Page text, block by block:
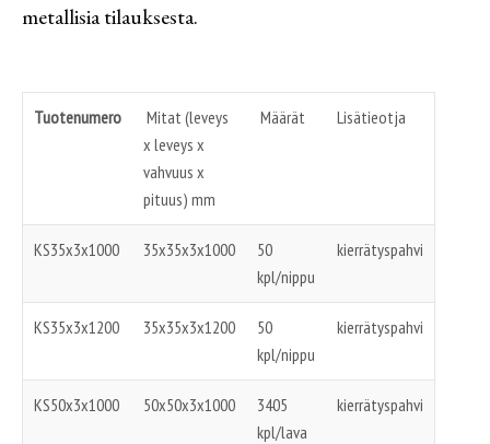
metallisia tilauksesta.
Tuotenumero
Mitat (leveys
x leveys x
vahvuus x
pituus) mm
Määrät Lisätieotja
KS35x3x1000 35x35x3x1000
50
kpl/nippu
kierrätyspahvi
KS35x3x1200 35x35x3x1200
50
kpl/nippu
kierrätyspahvi
KS50x3x1000 50x50x3x1000
3405
kpl/lava
kierrätyspahvi